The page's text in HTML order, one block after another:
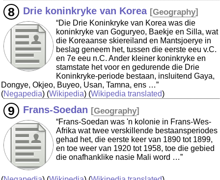
Drie koninkryke van Korea [Geography]
“Die Drie Koninkryke van Korea was die
koninkryke van Goguryeo, Baekje en Silla, wat
die Koreaanse skiereiland en Mantsjoerye in
beslag geneem het, tussen die eerste eeu v.C.
en 7e eeu n.C. Ander kleiner koninkryke en
stamstate het voor en gedurende die Drie
Koninkryke-periode bestaan, insluitend Gaya,
Dongye, Okjeo, Buyeo, Usan, Tamna, ens …”
(Negapedia) (Wikipedia) (Wikipedia translated)
Frans-Soedan [Geography]
“Frans-Soedan was 'n kolonie in Frans-Wes-
Afrika wat twee verskillende bestaansperiodes
gehad het, die eerste keer van 1890 tot 1899,
en toe weer van 1920 tot 1958, toe die gebied
die onafhanklike nasie Mali word …”